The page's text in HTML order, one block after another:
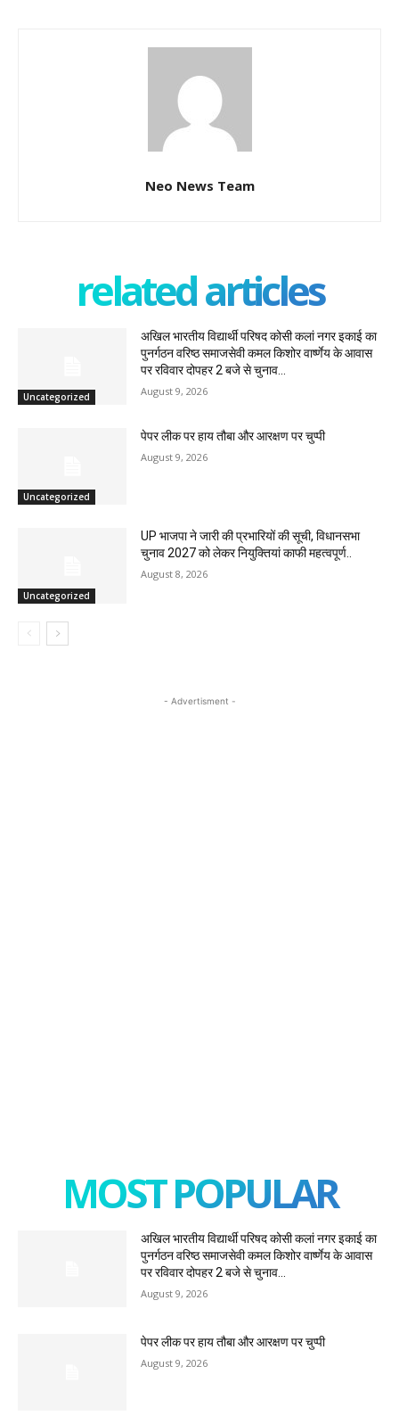
Neo News Team
related articles
Uncategorized
अखिल भारतीय विद्यार्थी परिषद कोसी कलां नगर इकाई का
पुनर्गठन वरिष्ठ समाजसेवी कमल किशोर वार्ष्णेय के आवास
पर रविवार दोपहर 2 बजे से चुनाव...
August 9, 2026
Uncategorized
पेपर लीक पर हाय तौबा और आरक्षण पर चुप्पी
August 9, 2026
Uncategorized
UP भाजपा ने जारी की प्रभारियों की सूची, विधानसभा
चुनाव 2027 को लेकर नियुक्तियां काफी महत्वपूर्ण..
August 8, 2026
- Advertisment -
MOST POPULAR
अखिल भारतीय विद्यार्थी परिषद कोसी कलां नगर इकाई का
पुनर्गठन वरिष्ठ समाजसेवी कमल किशोर वार्ष्णेय के आवास
पर रविवार दोपहर 2 बजे से चुनाव...
August 9, 2026
पेपर लीक पर हाय तौबा और आरक्षण पर चुप्पी
August 9, 2026